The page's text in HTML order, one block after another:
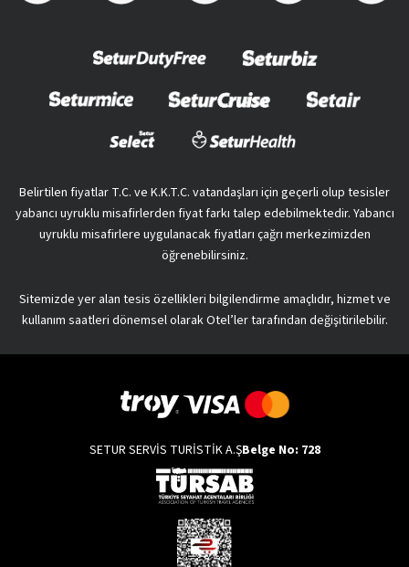
Belirtilen fiyatlar T.C. ve K.K.T.C. vatandaşları için geçerli olup tesisler
yabancı uyruklu misafirlerden fiyat farkı talep edebilmektedir. Yabancı
uyruklu misafirlere uygulanacak fiyatları çağrı merkezimizden
öğrenebilirsiniz.
Sitemizde yer alan tesis özellikleri bilgilendirme amaçlıdır, hizmet ve
kullanım saatleri dönemsel olarak Otel’ler tarafından değişitirilebilir.
SETUR SERVİS TURİSTİK A.ŞBelge No: 728